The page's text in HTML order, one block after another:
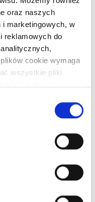
oraz naszych
i marketingowych, w
reklamowych do
cookie wymaga
wszystkie pliki
kliknij „Odrzuć
swoje zgody dla
cookies”.
możesz wycofać
we wskazanych
Twoich
ZAINSTALUJ
CENTRUM